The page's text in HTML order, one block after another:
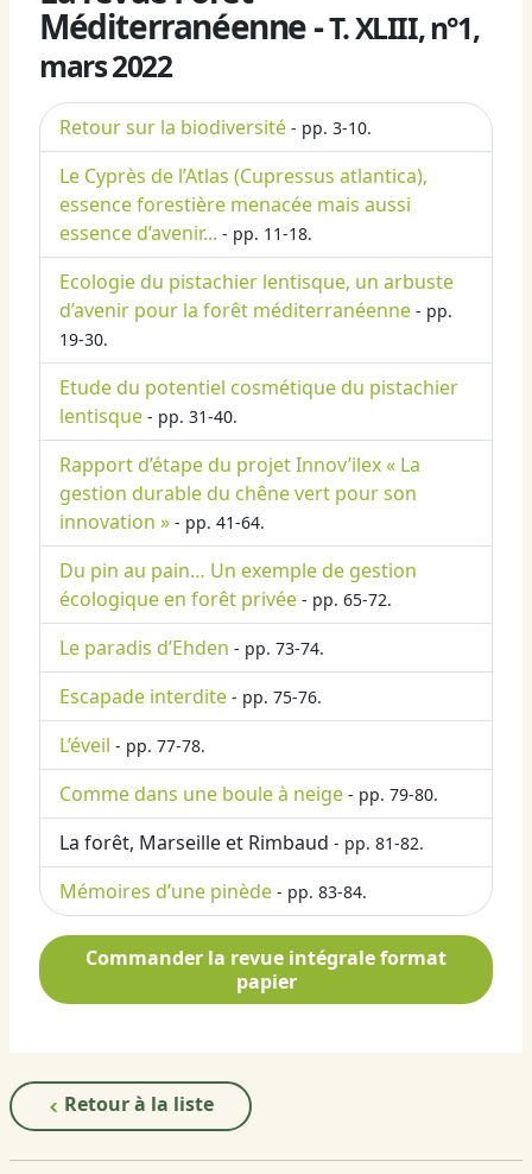
Méditerranéenne -T. XLIII, n°1,
mars 2022
Retour sur la biodiversité - pp. 3-10.
Le Cyprès de l’Atlas (Cupressus atlantica),
essence forestière menacée mais aussi
essence d’avenir... - pp. 11-18.
Ecologie du pistachier lentisque, un arbuste
d’avenir pour la forêt méditerranéenne - pp.
19-30.
Etude du potentiel cosmétique du pistachier
lentisque - pp. 31-40.
Rapport d’étape du projet Innov’ilex « La
gestion durable du chêne vert pour son
innovation » - pp. 41-64.
Du pin au pain… Un exemple de gestion
écologique en forêt privée - pp. 65-72.
Le paradis d’Ehden - pp. 73-74.
Escapade interdite - pp. 75-76.
L’éveil - pp. 77-78.
Comme dans une boule à neige - pp. 79-80.
La forêt, Marseille et Rimbaud - pp. 81-82.
Mémoires d’une pinède - pp. 83-84.
Commander la revue intégrale format
papier
Retour à la liste